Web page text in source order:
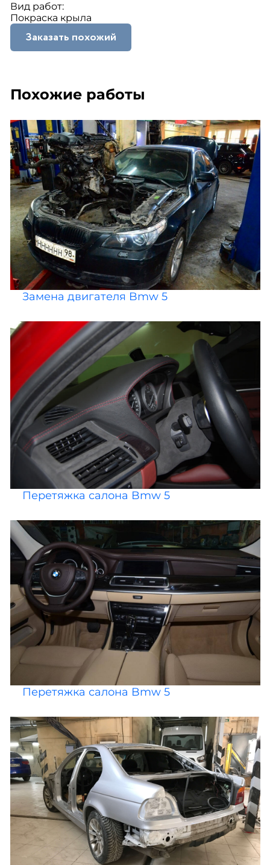
Вид работ:
Покраска крыла
Заказать похожий
Похожие работы
Замена двигателя Bmw 5
Перетяжка салона Bmw 5
Перетяжка салона Bmw 5